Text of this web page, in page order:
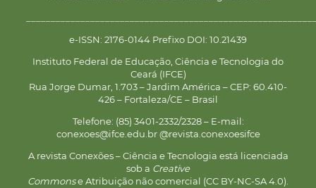
e-ISSN: 2176-0144 Prefixo DOI: 10.21439
Instituto Federal de Educação, Ciência e Tecnologia do
Ceará (IFCE)
Rua Jorge Dumar, 1.703 – Jardim América – CEP: 60.410-
426 – Fortaleza/CE – Brasil
Telefone: (85) 3401-2332/2328 – E-mail:
conexoes@ifce.edu.br @revista.conexoesifce
A revista Conexões – Ciência e Tecnologia está licenciada
sob a Creative
Commonse Atribuição não comercial (CC BY-NC-SA 4.0).